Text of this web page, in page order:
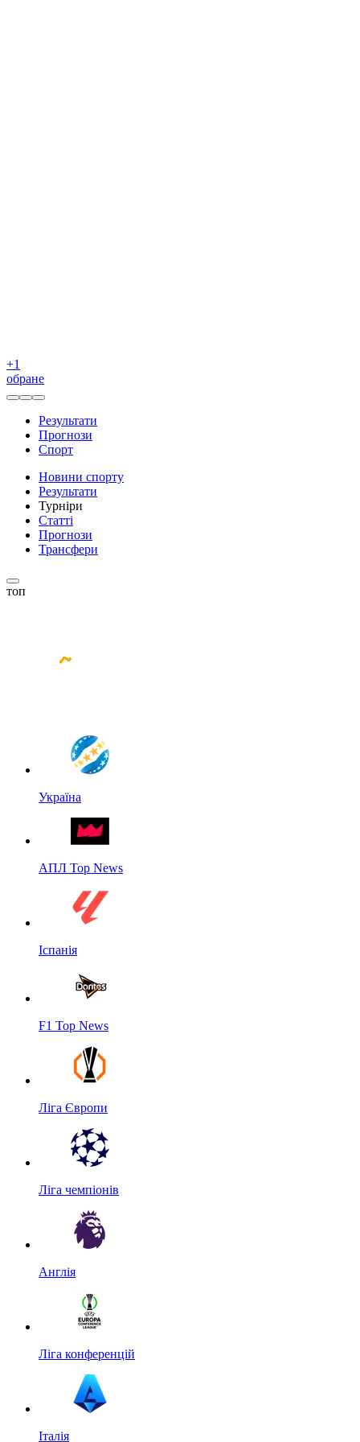
+1
обране
Результати
Прогнози
Спорт
Новини спорту
Результати
Турніри
Статті
Прогнози
Трансфери
топ
Україна
АПЛ Top News
Іспанія
F1 Top News
Ліга Європи
Ліга чемпіонів
Англія
Ліга конференцій
Італія